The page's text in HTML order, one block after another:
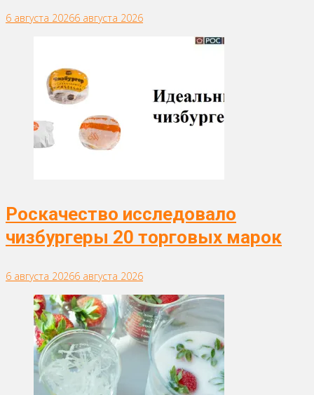
6 августа 20266 августа 2026
Роскачество исследовало
чизбургеры 20 торговых марок
6 августа 20266 августа 2026